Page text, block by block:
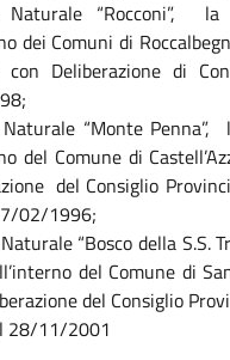
“Rocconi”,
la
dei Comuni di
Deliberazione di
“Monte Penna”,
del Comune di
del Consiglio
02/1996;
“Bosco della S.S.
del Comune di
del Consiglio
28/11/2001